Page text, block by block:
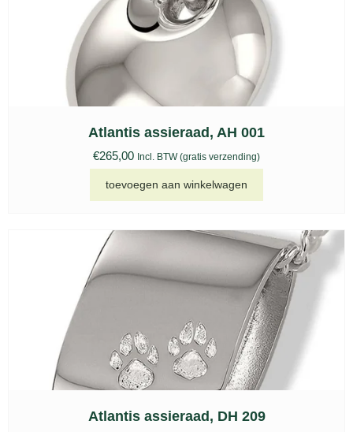
Atlantis assieraad, AH 001
€265,00 Incl. BTW (gratis verzending)
toevoegen aan winkelwagen
Atlantis assieraad, DH 209